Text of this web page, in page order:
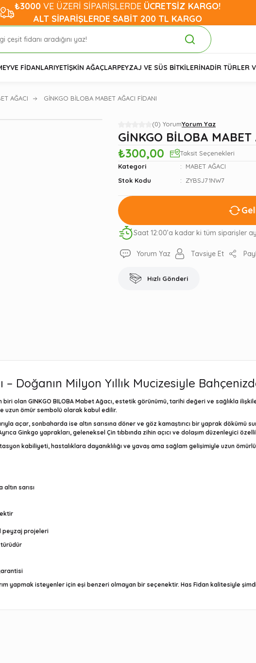
₺3000 VE ÜZERİ SİPARİŞLERDE ÜCRETSİZ KARGO!
ALT SİPARİŞLERDE SABİT 200 TL KARGO
FİDANLARIYETİŞKİN AĞAÇLARPEYZAJ VE SÜS BİTKİLERİNADİR TÜRLER
AĞACI GİNKGO BİLOBA MABET AĞACI FİDANI
(0) YorumYorum Yaz
GİNKGO BİLOBA
₺300,00
Taksit Seçenekleri
Kategori
MABET AĞACI
Stok Kodu
ZYBSJ71NW7
Saat 12:00’a kadar ki tüm siparişler
Yorum Yaz Tavsiye Et
Hızlı Gönderi
– Doğanın Milyon Yıllık Mucizesiyle
biri olan GINKGO BILOBA Mabet Ağacı, estetik görünümü, tarihi değeri ve sağlıkla
uzun ömür sembolü olarak kabul edilir.
açar, sonbaharda ise altın sarısına döner ve göz kamaştırıcı bir yaprak dökümü
Ginkgo yaprakları, geleneksel Çin tıbbında zihin açıcı ve dolaşım düzenleyici
kabiliyeti, hastalıklara dayanıklılığı ve yavaş ama sağlam gelişimiyle uzun ömürlü
sarısı
peyzaj projeleri
türüdür
yapmak isteyenler için eşi benzeri olmayan bir seçenektir. Has Fidan kalitesiyle